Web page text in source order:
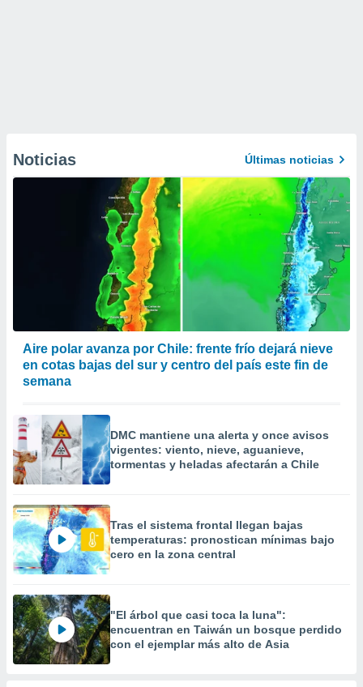
Noticias Últimas noticias
Aire polar avanza por Chile: frente frío dejará nieve
en cotas bajas del sur y centro del país este fin de
semana
DMC mantiene una alerta y once avisos
vigentes: viento, nieve, aguanieve,
tormentas y heladas afectarán a Chile
Tras el sistema frontal llegan bajas
temperaturas: pronostican mínimas bajo
cero en la zona central
"El árbol que casi toca la luna":
encuentran en Taiwán un bosque perdido
con el ejemplar más alto de Asia